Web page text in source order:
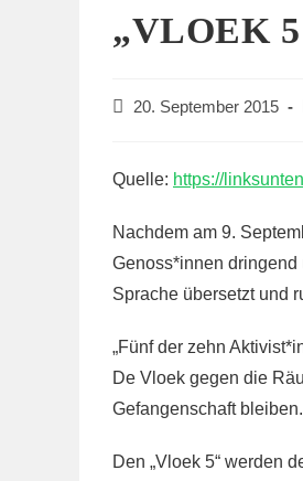
„VLOEK
Beitrag20. September 2015
Quelle: https://
Nachdem am 9.
Genoss*innen
Sprache übersetzt und
„Fünf der zehn
De Vloek gegen die
Gefangenschaft
Den „Vloek 5“ werden